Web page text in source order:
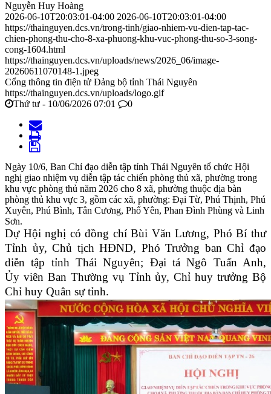
Nguyễn Huy Hoàng
2026-06-10T20:03:01-04:00 2026-06-10T20:03:01-04:00
https://thainguyen.dcs.vn/trong-tinh/giao-nhiem-vu-dien-tap-tac-
chien-phong-thu-cho-8-xa-phuong-khu-vuc-phong-thu-so-3-song-
cong-1604.html
https://thainguyen.dcs.vn/uploads/news/2026_06/image-
20260611070148-1.jpeg
Cổng thông tin điện tử Đảng bộ tỉnh Thái Nguyên
https://thainguyen.dcs.vn/uploads/logo.gif
Thứ tư - 10/06/2026 07:01
0
Ngày 10/6, Ban Chỉ đạo diễn tập tỉnh Thái Nguyên tổ chức Hội
nghị giao nhiệm vụ diễn tập tác chiến phòng thủ xã, phường trong
khu vực phòng thủ năm 2026 cho 8 xã, phường thuộc địa bàn
phòng thủ khu vực 3, gồm các xã, phường: Đại Từ, Phú Thịnh, Phú
Xuyên, Phú Bình, Tân Cương, Phổ Yên, Phan Đình Phùng và Linh
Sơn.
Dự Hội nghị có đồng chí Bùi Văn Lương, Phó Bí thư
Tỉnh ủy, Chủ tịch HĐND, Phó Trưởng ban Chỉ đạo
diễn tập tỉnh Thái Nguyên; Đại tá Ngô Tuấn Anh,
Ủy viên Ban Thường vụ Tỉnh ủy, Chỉ huy trưởng Bộ
Chỉ huy Quân sự tỉnh.